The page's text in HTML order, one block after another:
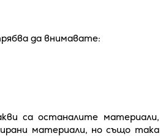
да внимавате:
са останалите материали,
материали, но също така